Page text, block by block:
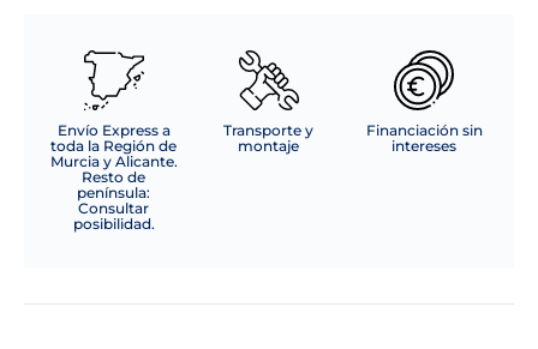
Envío Express a
toda la Región de
Murcia y Alicante.
Resto de
península:
Consultar
posibilidad.
Transporte y
montaje
Financiación sin
intereses